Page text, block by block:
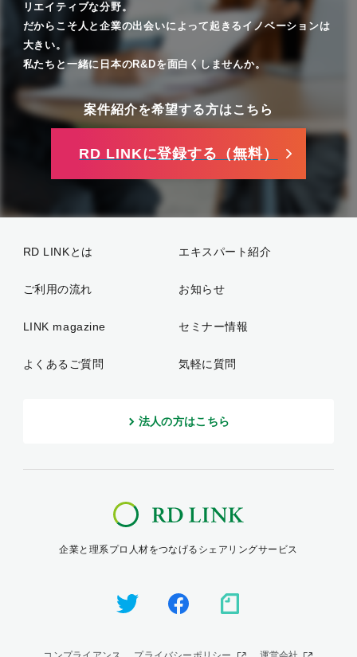
リエイティブな分野。
だからこそ人と企業の出会いによって起きるイノベーションは
大きい。
私たちと一緒に日本のR&Dを面白くしませんか。
案件紹介を希望する方はこちら
RD LINKに登録する（無料）
RD LINKとは エキスパート紹介
ご利用の流れ お知らせ
LINK magazine セミナー情報
よくあるご質問 気軽に質問
法人の方はこちら
企業と理系プロ人材をつなげるシェアリングサービス